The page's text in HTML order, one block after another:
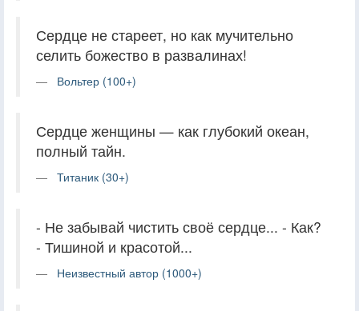
Сердце не стареет, но как мучительно
селить божество в развалинах!
Вольтер (100+)
Сердце женщины — как глубокий океан,
полный тайн.
Титаник (30+)
- Не забывай чистить своё сердце... - Как?
- Тишиной и красотой...
Неизвестный автор (1000+)